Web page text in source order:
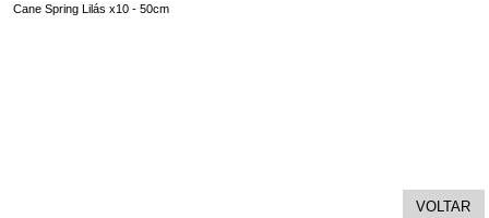
Cane Spring Lilás x10 - 50cm